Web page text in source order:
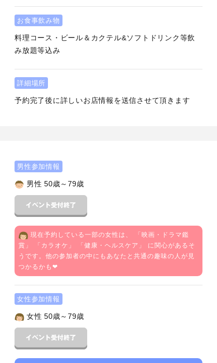
お食事飲み物
料理コース・ビール＆カクテル&ソフトドリンク等飲
み放題等込み
詳細場所
予約完了後に詳しいお店情報を送信させて頂きます
男性参加情報
男性 50歳～79歳
現在予約している一部の女性は、 「 映画・ドラマ鑑
賞 」 「 カラオケ 」 「 健康・ヘルスケア 」 に関心があるそ
うです。他の参加者の中にもあなたと共通の趣味の人が見
つかるかも❤
女性参加情報
女性 50歳～79歳